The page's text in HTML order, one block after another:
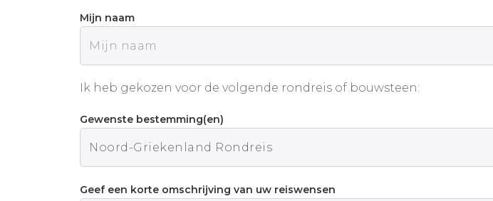
Mijn naam
Ik heb gekozen voor de volgende rondreis of bouwsteen:
Gewenste bestemming(en)
Geef een korte omschrijving van uw reiswensen